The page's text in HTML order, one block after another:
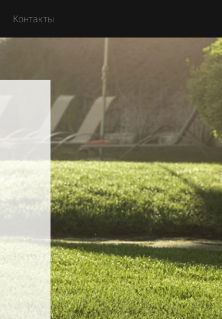
Контакты